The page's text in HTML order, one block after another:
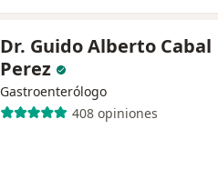
Dr. Guido Alberto Cabal
Perez
Gastroenterólogo
408 opiniones